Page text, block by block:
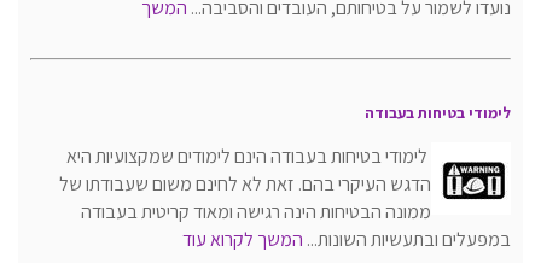
נועדו לשמור על בטיחותם, העובדים והסביבה... המשך
לימודי בטיחות בעבודה
לימודי בטיחות בעבודה הינם לימודים שמקצועיות היא
הדגש העיקרי בהם. זאת לא לחינם משום שעבודתו של
ממונה הבטיחות הינה רגישה ומאוד קריטית בעבודה
במפעלים ובתעשיות השונות... המשך לקרוא עוד